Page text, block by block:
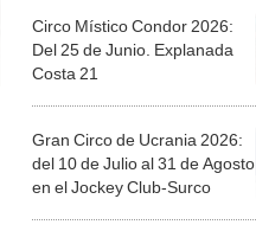
Circo Místico Condor 2026:
Del 25 de Junio. Explanada
Costa 21
Gran Circo de Ucrania 2026:
del 10 de Julio al 31 de Agosto
en el Jockey Club-Surco